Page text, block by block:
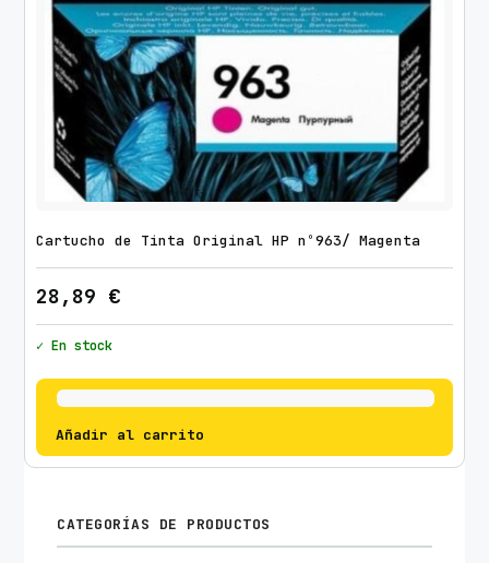
Cartucho de Tinta Original HP nº963/ Magenta
28,89 €
✓ En stock
Añadir al carrito
CATEGORÍAS DE PRODUCTOS